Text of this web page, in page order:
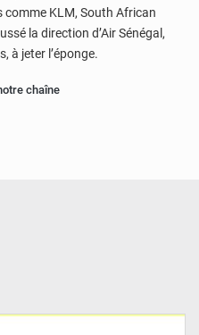
comme KLM, South African
la direction d’Air Sénégal,
à jeter l’éponge.
chaîne